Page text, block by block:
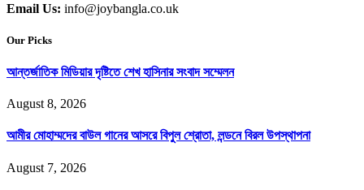
Email Us: info@joybangla.co.uk
Our Picks
আন্তর্জাতিক মিডিয়ার দৃষ্টিতে শেখ হাসিনার সংবাদ সম্মেলন
August 8, 2026
আমীর মোহাম্মদের বাউল গানের আসরে বিপুল শ্রোতা, লন্ডনে বিরল উপস্থাপনা
August 7, 2026